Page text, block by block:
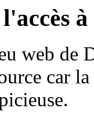
web de
car